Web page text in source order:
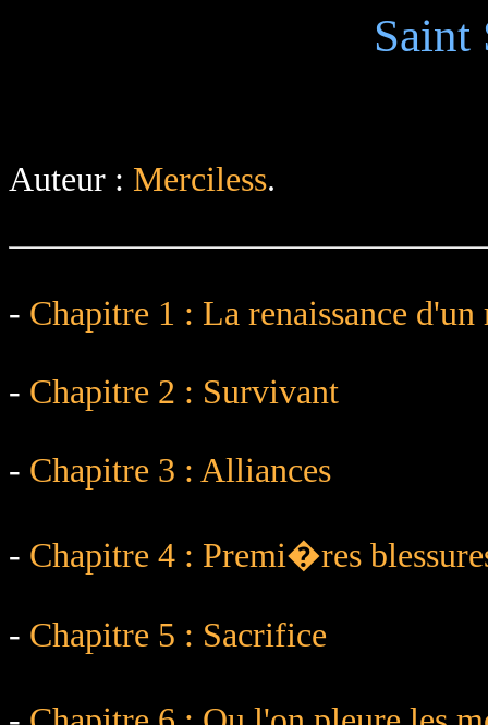
Saint
Auteur : Merciless.
- Chapitre 1 : La renaissance d'un
- Chapitre 2 : Survivant
- Chapitre 3 : Alliances
- Chapitre 4 : Premi�res
- Chapitre 5 : Sacrifice